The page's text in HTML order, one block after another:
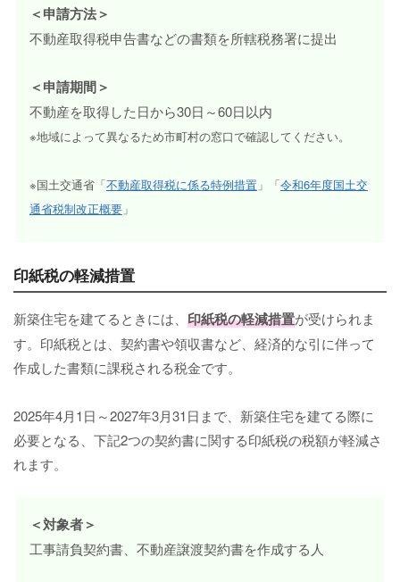
＜申請方法＞
不動産取得税申告書などの書類を所轄税務署に提出
＜申請期間＞
不動産を取得した日から30日～60日以内
※地域によって異なるため市町村の窓口で確認してください。
※国土交通省「不動産取得税に係る特例措置」「令和6年度国土交
通省税制改正概要」
印紙税の軽減措置
新築住宅を建てるときには、 印紙税の軽減措置が受けられま
す。印紙税とは、契約書や領収書など、経済的な引に伴って
作成した書類に課税される税金です。
2025年4月1日～2027年3月31日まで、新築住宅を建てる際に
必要となる、下記2つの契約書に関する印紙税の税額が軽減さ
れます。
＜対象者＞
工事請負契約書、不動産譲渡契約書を作成する人